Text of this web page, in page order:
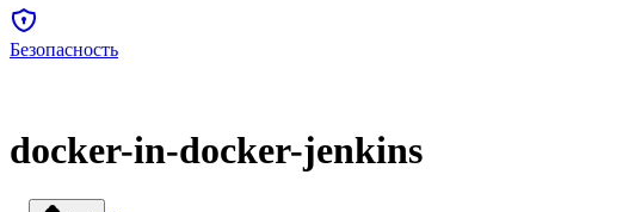
Безопасность
docker-in-docker-jenkins